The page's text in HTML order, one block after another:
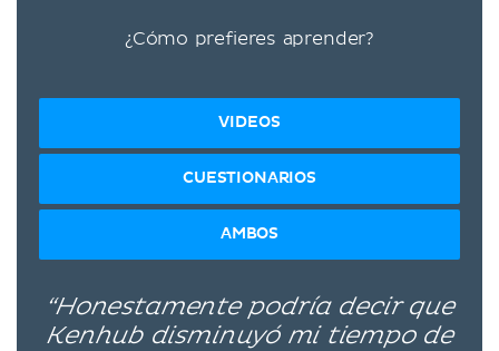
¿Cómo prefieres aprender?
VIDEOS
CUESTIONARIOS
AMBOS
“Honestamente podría decir que
Kenhub disminuyó mi tiempo de